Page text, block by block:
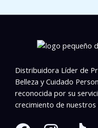
Distribuidora Líder de
Belleza y Cuidado
reconocida por su
crecimiento de nuestros